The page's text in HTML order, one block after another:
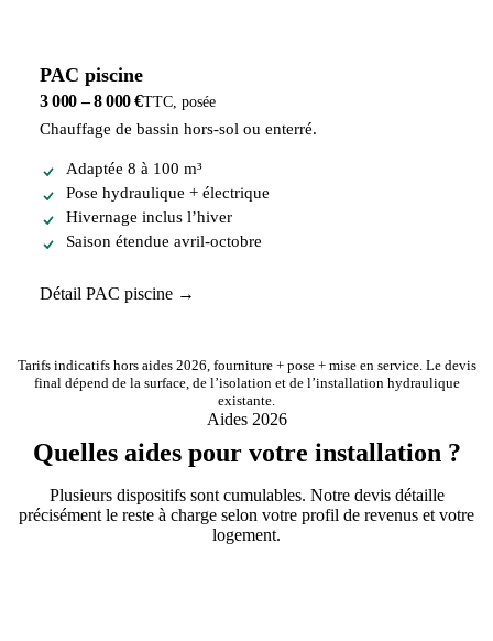
PAC piscine
3 000 – 8 000 €TTC, posée
Chauffage de bassin hors-sol ou enterré.
Adaptée 8 à 100 m³
Pose hydraulique + électrique
Hivernage inclus l’hiver
Saison étendue avril-octobre
Détail PAC piscine →
Tarifs indicatifs hors aides 2026, fourniture + pose + mise en service. Le devis
final dépend de la surface, de l’isolation et de l’installation hydraulique
existante.
Aides 2026
Quelles aides pour votre installation ?
Plusieurs dispositifs sont cumulables. Notre devis détaille
précisément le reste à charge selon votre profil de revenus et votre
logement.